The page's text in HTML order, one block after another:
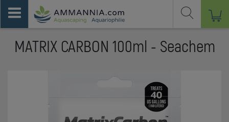
MATRIX CARBON 100ml - Seachem